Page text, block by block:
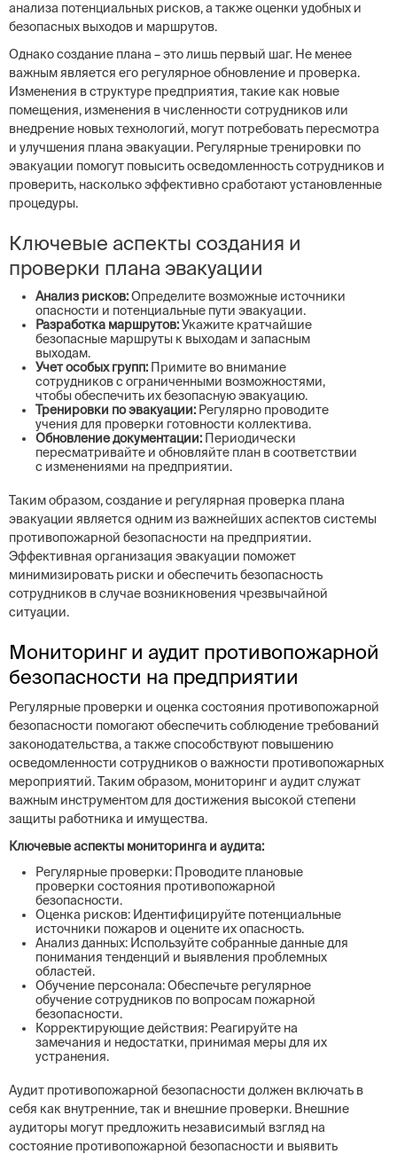
анализа потенциальных рисков, а также оценки удобных и
безопасных выходов и маршрутов.
Однако создание плана – это лишь первый шаг. Не менее
важным является его регулярное обновление и проверка.
Изменения в структуре предприятия, такие как новые
помещения, изменения в численности сотрудников или
внедрение новых технологий, могут потребовать пересмотра
и улучшения плана эвакуации. Регулярные тренировки по
эвакуации помогут повысить осведомленность сотрудников и
проверить, насколько эффективно сработают установленные
процедуры.
Ключевые аспекты создания и
проверки плана эвакуации
Анализ рисков:Определите возможные источники
опасности и потенциальные пути эвакуации.
Разработка маршрутов:Укажите кратчайшие
безопасные маршруты к выходам и запасным
выходам.
Учет особых групп: Примите во внимание
сотрудников с ограниченными возможностями,
чтобы обеспечить их безопасную эвакуацию.
Тренировки по эвакуации: Регулярно проводите
учения для проверки готовности коллектива.
Обновление документации: Периодически
пересматривайте и обновляйте план в соответствии
с изменениями на предприятии.
Таким образом, создание и регулярная проверка плана
эвакуации является одним из важнейших аспектов системы
противопожарной безопасности на предприятии.
Эффективная организация эвакуации поможет
минимизировать риски и обеспечить безопасность
сотрудников в случае возникновения чрезвычайной
ситуации.
Мониторинг и аудит противопожарной
безопасности на предприятии
Регулярные проверки и оценка состояния противопожарной
безопасности помогают обеспечить соблюдение требований
законодательства, а также способствуют повышению
осведомленности сотрудников о важности противопожарных
мероприятий. Таким образом, мониторинг и аудит служат
важным инструментом для достижения высокой степени
защиты работника и имущества.
Ключевые аспекты мониторинга и аудита:
Регулярные проверки: Проводите плановые
проверки состояния противопожарной
безопасности.
Оценка рисков: Идентифицируйте потенциальные
источники пожаров и оцените их опасность.
Анализ данных: Используйте собранные данные для
понимания тенденций и выявления проблемных
областей.
Обучение персонала: Обеспечьте регулярное
обучение сотрудников по вопросам пожарной
безопасности.
Корректирующие действия: Реагируйте на
замечания и недостатки, принимая меры для их
устранения.
Аудит противопожарной безопасности должен включать в
себя как внутренние, так и внешние проверки. Внешние
аудиторы могут предложить независимый взгляд на
состояние противопожарной безопасности и выявить